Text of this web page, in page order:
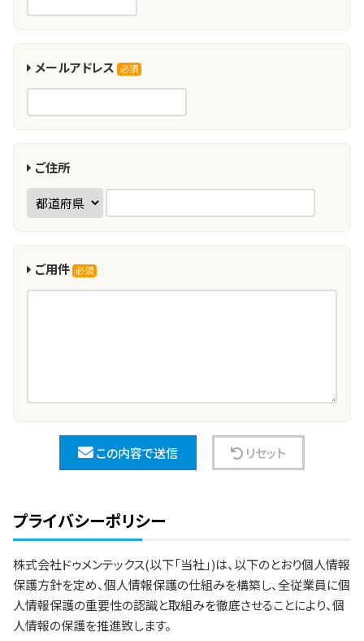
メールアドレス 必須
ご住所
ご用件 必須
この内容で送信 リセット
プライバシーポリシー
株式会社ドゥメンテックス(以下「当社」)は、以下のとおり個人情報
保護方針を定め、個人情報保護の仕組みを構築し、全従業員に個
人情報保護の重要性の認識と取組みを徹底させることにより、個
人情報の保護を推進致します。